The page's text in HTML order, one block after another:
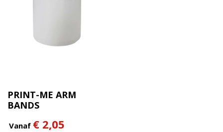
PRINT-ME ARM
BANDS
Vanaf € 2,05